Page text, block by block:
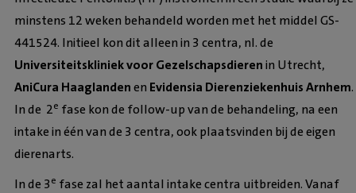
minstens 12 weken behandeld worden met het middel GS-
441524. Initieel kon dit alleen in 3 centra, nl. de
Universiteitskliniek voor Gezelschapsdierenin Utrecht,
AniCura Haaglandenen Evidensia Dierenziekenhuis Arnhem.
In de 2e fase kon de follow-up van de behandeling, na een
intake in één van de 3 centra, ook plaatsvinden bij de eigen
dierenarts.
In de 3e fase zal het aantal intake centra uitbreiden. Vanaf